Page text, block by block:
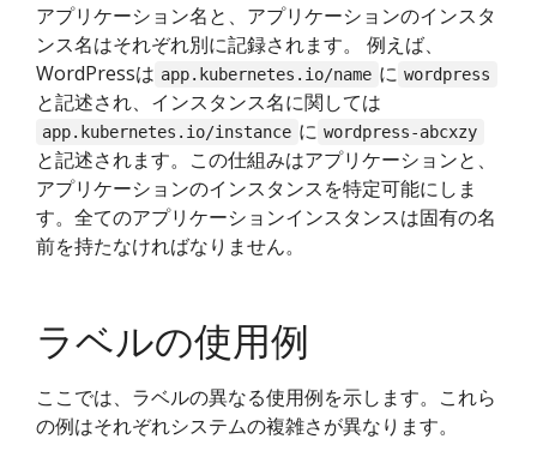
アプリケーション名と、アプリケーションのインスタ
ンス名はそれぞれ別に記録されます。 例えば、
WordPressは app.kubernetes.io/name に wordpress
と記述され、インスタンス名に関しては
app.kubernetes.io/instance に wordpress-abcxzy
と記述されます。この仕組みはアプリケーションと、
アプリケーションのインスタンスを特定可能にしま
す。全てのアプリケーションインスタンスは固有の名
前を持たなければなりません。
ラベルの使用例
ここでは、ラベルの異なる使用例を示します。これら
の例はそれぞれシステムの複雑さが異なります。